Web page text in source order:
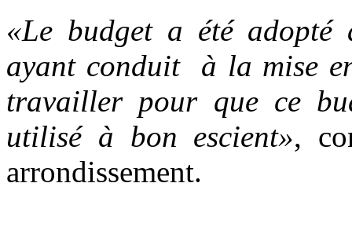
«Le budget a été adopté
ayant conduit à la mise
travailler pour que ce
utilisé à bon escient»,
arrondissement.